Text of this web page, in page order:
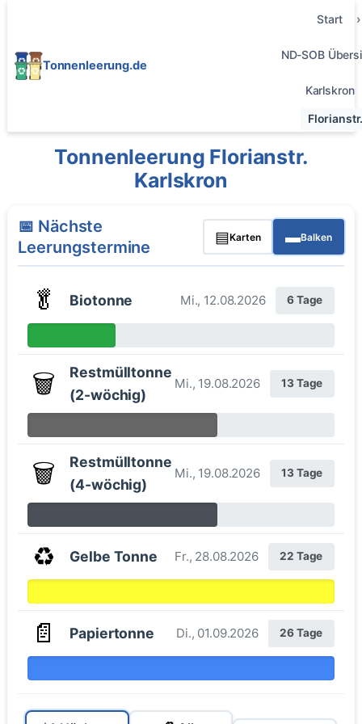
Tonnenleerung.de
Start
ND-SOB
Karlskron
Tonnenleerung Florianstr.
Karlskron
📅 Nächste
Leerungstermine
▤Karten ▬Balken
🥬 Biotonne Mi., 12.08.2026 6 Tage
🗑️
Restmülltonne
(2-wöchig)
Mi., 19.08.2026 13 Tage
🗑️
Restmülltonne
(4-wöchig)
Mi., 19.08.2026 13 Tage
♻️ Gelbe Tonne Fr., 28.08.2026 22 Tage
📄 Papiertonne Di., 01.09.2026 26 Tage